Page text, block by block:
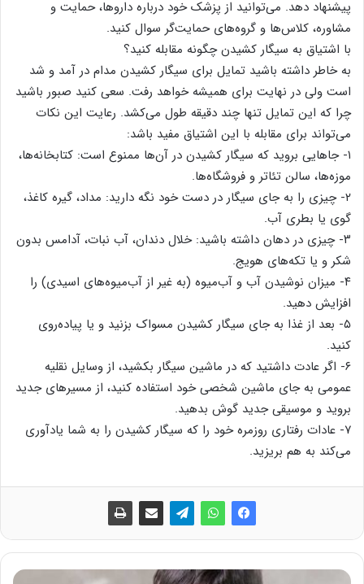
پیشنهاد دهد. می‌توانید از پزشک خود درباره داروها، حمایت و
مشاوره، کلاس‌ها و گروه‌های حمایت‌گر سوال کنید.
با اشتیاق به سیگار کشیدن چگونه مقابله کنید؟
به خاطر داشته باشید تمایل برای سیگار کشیدن مدام در آمد و شد
است ولی در نهایت برای همیشه خواهد رفت. سعی کنید صبور باشید
چرا که این تمایل تنها چند دقیقه طول می‌کشد. رعایت این نکات
می‌تواند برای مقابله با این اشتیاق مفید باشد:
۱- جاهایی بروید که سیگار کشیدن در آن‌ها ممنوع است: کتابخانه‌ها،
موزه‌ها، سالن تئاتر و فروشگاه‌ها.
۲- چیزی را به جای سیگار در دست خود نگه دارید: مداد، گیره کاغذ،
گوی‌ یا بطری آب.
۳- چیزی در دهان داشته باشید: خلال دندان، آب نبات، آدامس بدون
شکر و یا تکه‌های هویج.
۴- میزان نوشیدن آب و آب‌میوه (به غیر از آب‌میوه‌های اسیدی) را
افزایش دهید.
۵- بعد از غذا به جای سیگار کشیدن مسواک بزنید و یا پیاده‌روی
کنید.
۶- اگر عادت داشتید که در ماشین سیگار بکشید، از وسایل نقلیه
عمومی به جای ماشین شخصی خود استفاده کنید، از مسیرهای جدید
بروید و موسیقی جدید گوش بدهید.
۷- عادات رفتاری روزمره خود را که سیگار کشیدن را به شما یادآوری
می‌کند به هم بریزید.